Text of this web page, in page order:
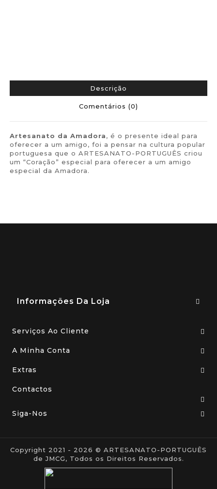
Descrição
Comentários (0)
Artesanato da Amadora, é o presente ideal para
oferecer a um amigo, foi a pensar na cultura popular
portuguesa que o ARTESANATO-PORTUGUÊS criou
um “Coração” especial para oferecer a um amigo
especial da Amadora.
Informações Da Loja
Serviços Ao Cliente
A Minha Conta
Extras
Contactos
Siga-Nos
Copyright 2021 - 2026 © ARTESANATO-PORTUGUÊS
de JMCG, Todos os Direitos Reservados.